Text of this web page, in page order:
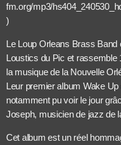
fm.org/mp3/
)
Le Loup Orleans Brass
Loustics du Pic et
la musique de la Nouvelle
Leur premier album Wake
notamment pu voir le jour
Joseph, musicien de jazz de
Cet album est un réel